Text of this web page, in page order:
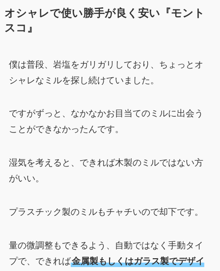
オシャレで使い勝手が良く安い『モント
スコ』
僕は普段、岩塩をガリガリしており、ちょっとオ
シャレなミルを探し続けていました。
ですがずっと、なかなかお目当てのミルに出会う
ことができなかったんです。
湿気を考えると、できれば木製のミルではない方
がいい。
プラスチック製のミルもチャチいので却下です。
量の微調整もできるよう、自動ではなく手動タイ
プで、できれば金属製もしくはガラス製でデザイ